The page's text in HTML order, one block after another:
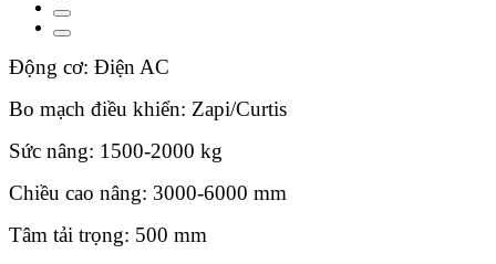
Động cơ: Điện AC
Bo mạch điều khiển: Zapi/Curtis
Sức nâng: 1500-2000 kg
Chiều cao nâng: 3000-6000 mm
Tâm tải trọng: 500 mm